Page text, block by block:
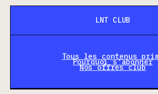
LNT CLUB
Tous les contenus
Pourquoi s'abonner
Nos offres club